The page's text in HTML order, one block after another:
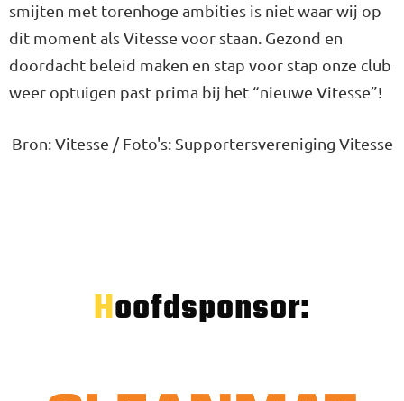
smijten met torenhoge ambities is niet waar wij op
dit moment als Vitesse voor staan. Gezond en
doordacht beleid maken en stap voor stap onze club
weer optuigen past prima bij het “nieuwe Vitesse”!
Bron: Vitesse / Foto's: Supportersvereniging Vitesse
Hoofdsponsor: